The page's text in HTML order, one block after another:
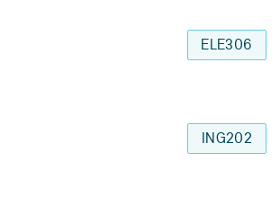
ELE306
ING202